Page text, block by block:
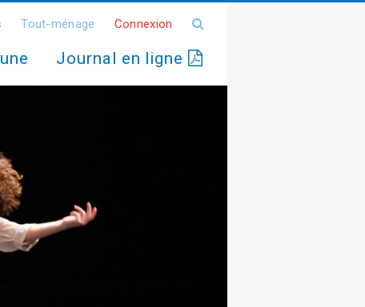
Tout-ménage Connexion
Journal en ligne